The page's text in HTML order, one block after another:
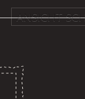
ANSICHT